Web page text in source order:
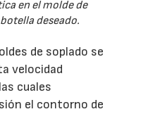
en el molde de
deseado.
de soplado se
velocidad
cuales
el contorno de